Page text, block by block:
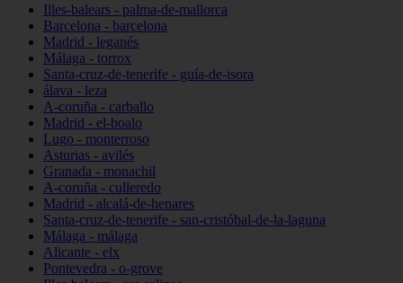
Illes-balears - palma-de-mallorca
Barcelona - barcelona
Madrid - leganés
Málaga - torrox
Santa-cruz-de-tenerife - guía-de-isora
álava - leza
A-coruña - carballo
Madrid - el-boalo
Lugo - monterroso
Asturias - avilés
Granada - monachil
A-coruña - culleredo
Madrid - alcalá-de-henares
Santa-cruz-de-tenerife - san-cristóbal-de-la-laguna
Málaga - málaga
Alicante - elx
Pontevedra - o-grove